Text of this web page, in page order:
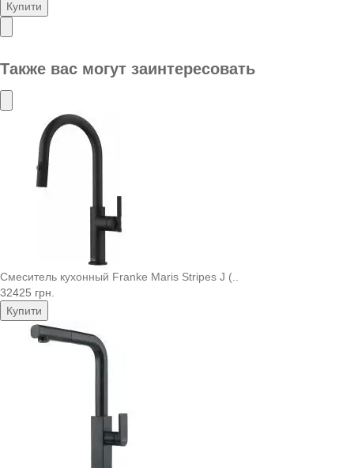
Купити
Также вас могут заинтересовать
Смеситель кухонный Franke Maris Stripes J (..
32425 грн.
Купити